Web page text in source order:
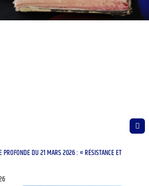
PROFONDE DU 21 MARS 2026 : « RÉSISTANCE ET